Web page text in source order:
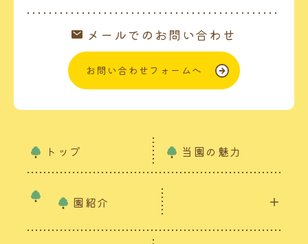
メールでのお問い合わせ
お問い合わせフォームへ
トップ 当園の魅力
園紹介